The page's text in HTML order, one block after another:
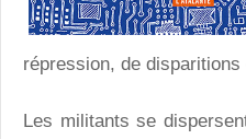
répression, de
Les militants se